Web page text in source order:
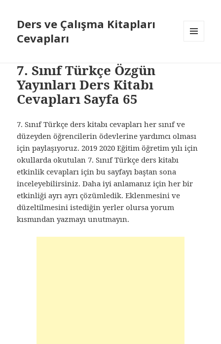
Ders ve Çalışma Kitapları
Cevapları
7. Sınıf Türkçe Özgün
Yayınları Ders Kitabı
Cevapları Sayfa 65
7. Sınıf Türkçe ders kitabı cevapları her sınıf ve
düzeyden öğrencilerin ödevlerine yardımcı olması
için paylaşıyoruz. 2019 2020 Eğitim öğretim yılı için
okullarda okutulan 7. Sınıf Türkçe ders kitabı
etkinlik cevapları için bu sayfayı baştan sona
inceleyebilirsiniz. Daha iyi anlamanız için her bir
etkinliği ayrı ayrı çözümledik. Eklenmesini ve
düzeltilmesini istediğin yerler olursa yorum
kısmından yazmayı unutmayın.